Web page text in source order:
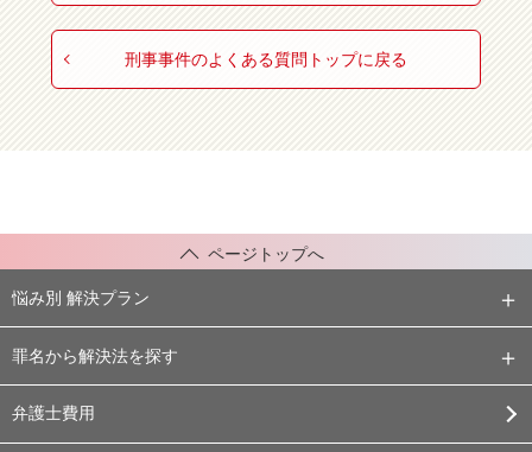
刑事事件のよくある質問トップに戻る
ページトップへ
悩み別 解決プラン
罪名から解決法を探す
弁護士費用